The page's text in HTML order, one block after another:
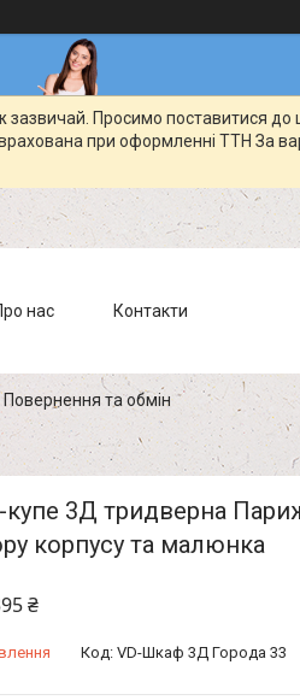
зазвичай. Просимо поставитися до
при оформленні ТТН За
нас Контакти
Повернення та обмін
3Д тридверна
корпусу та малюнка
₴
Код: VD-Шкаф 3Д Города 33